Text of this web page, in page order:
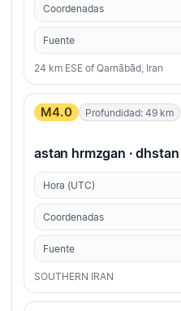
Coordenadas
Fuente
24 km ESE of Qarnābād, Iran
M4.0 Profundidad: 49 km
astan hrmzgan ·
Hora (UTC)
Coordenadas
Fuente
SOUTHERN IRAN